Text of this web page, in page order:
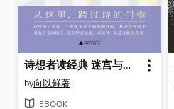
诗想者读经典 迷宫与玄珠
by向以鲜著
EBOOK